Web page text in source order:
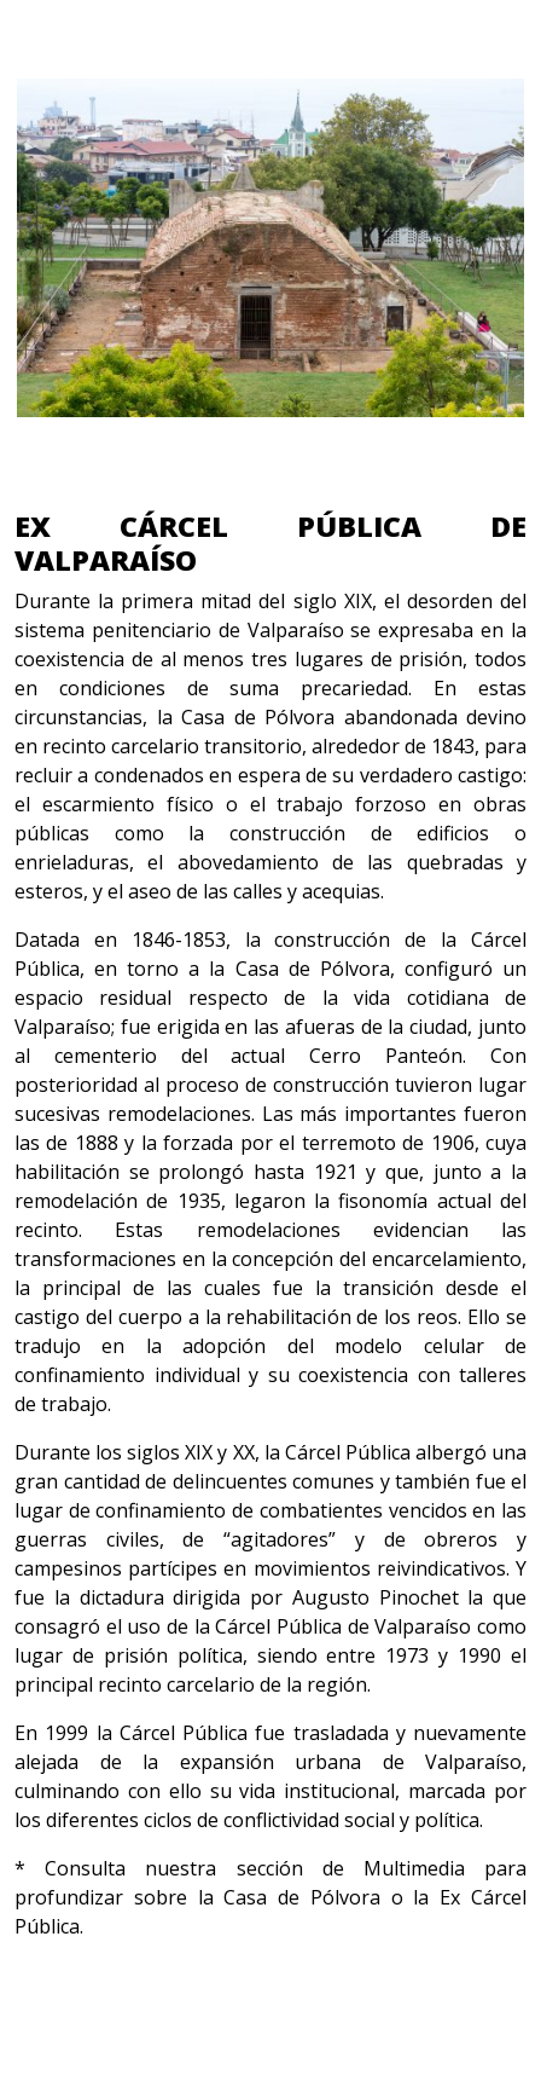
EX CÁRCEL PÚBLICA DE
VALPARAÍSO
Durante la primera mitad del siglo XIX, el desorden del
sistema penitenciario de Valparaíso se expresaba en la
coexistencia de al menos tres lugares de prisión, todos
en condiciones de suma precariedad. En estas
circunstancias, la Casa de Pólvora abandonada devino
en recinto carcelario transitorio, alrededor de 1843, para
recluir a condenados en espera de su verdadero castigo:
el escarmiento físico o el trabajo forzoso en obras
públicas como la construcción de edificios o
enrieladuras, el abovedamiento de las quebradas y
esteros, y el aseo de las calles y acequias.
Datada en 1846-1853, la construcción de la Cárcel
Pública, en torno a la Casa de Pólvora, configuró un
espacio residual respecto de la vida cotidiana de
Valparaíso; fue erigida en las afueras de la ciudad, junto
al cementerio del actual Cerro Panteón. Con
posterioridad al proceso de construcción tuvieron lugar
sucesivas remodelaciones. Las más importantes fueron
las de 1888 y la forzada por el terremoto de 1906, cuya
habilitación se prolongó hasta 1921 y que, junto a la
remodelación de 1935, legaron la fisonomía actual del
recinto. Estas remodelaciones evidencian las
transformaciones en la concepción del encarcelamiento,
la principal de las cuales fue la transición desde el
castigo del cuerpo a la rehabilitación de los reos. Ello se
tradujo en la adopción del modelo celular de
confinamiento individual y su coexistencia con talleres
de trabajo.
Durante los siglos XIX y XX, la Cárcel Pública albergó una
gran cantidad de delincuentes comunes y también fue el
lugar de confinamiento de combatientes vencidos en las
guerras civiles, de “agitadores” y de obreros y
campesinos partícipes en movimientos reivindicativos. Y
fue la dictadura dirigida por Augusto Pinochet la que
consagró el uso de la Cárcel Pública de Valparaíso como
lugar de prisión política, siendo entre 1973 y 1990 el
principal recinto carcelario de la región.
En 1999 la Cárcel Pública fue trasladada y nuevamente
alejada de la expansión urbana de Valparaíso,
culminando con ello su vida institucional, marcada por
los diferentes ciclos de conflictividad social y política.
* Consulta nuestra sección de Multimedia para
profundizar sobre la Casa de Pólvora o la Ex Cárcel
Pública.